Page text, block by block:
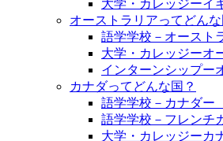
大学・カレッジーイ
オーストラリアってどんな
語学学校－オースト
大学・カレッジーオ
インターンシップー
カナダってどんな国？
語学学校－カナダー
語学学校－フレンチ
大学・カレッジーカ